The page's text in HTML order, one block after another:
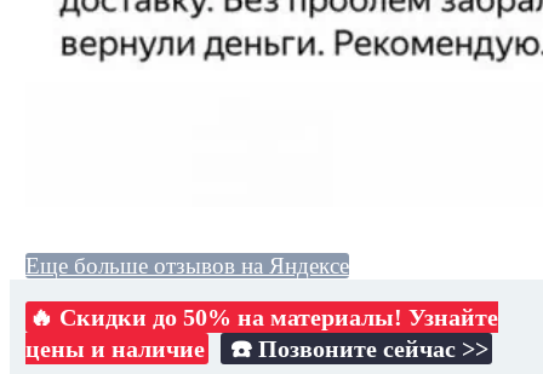
Еще больше отзывов на Яндексе
🔥 Скидки до 50% на материалы! Узнайте
цены и наличие
☎️ Позвоните сейчас >>